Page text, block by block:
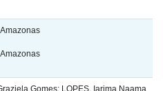
Gomes; LOPES, Iarima Naama